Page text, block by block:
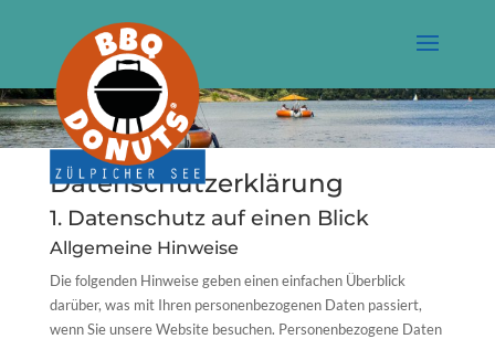
Datenschutzerklärung
1. Datenschutz auf einen Blick
Allgemeine Hinweise
Die folgenden Hinweise geben einen einfachen Überblick
darüber, was mit Ihren personenbezogenen Daten passiert,
wenn Sie unsere Website besuchen. Personenbezogene Daten